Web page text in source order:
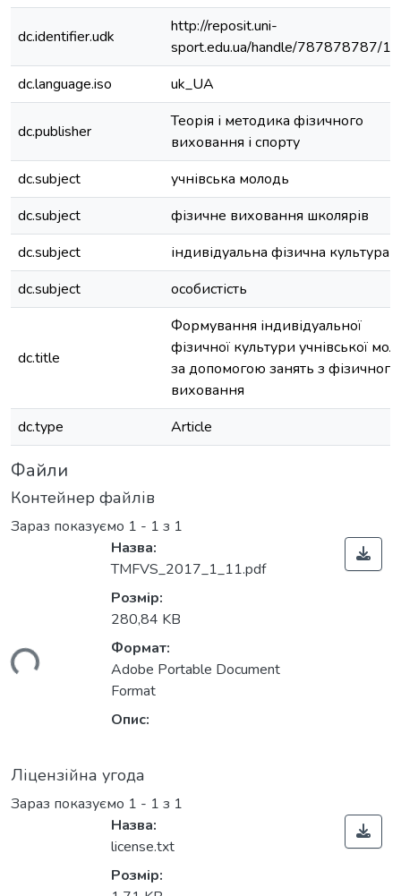
dc.identifier.udk
http://reposit.uni-
sport.edu.ua/handle/787878787/
dc.language.iso
uk_UA
dc.publisher
Теорія і методика фізичного
виховання і спорту
dc.subject
учнівська молодь
dc.subject
фізичне виховання школярів
dc.subject
індивідуальна фізична культура
dc.subject
особистість
dc.title
Формування індивідуальної
фізичної культури учнівської
за допомогою занять з фізичного
виховання
dc.type
Article
Файли
Контейнер файлів
Зараз показуємо 1 - 1 з 1
Назва:
TMFVS_2017_1_11.pdf
Розмір:
280,84 KB
Формат:
Adobe Portable Document
Format
Опис:
Ліцензійна угода
Зараз показуємо 1 - 1 з 1
Назва:
license.txt
Розмір: